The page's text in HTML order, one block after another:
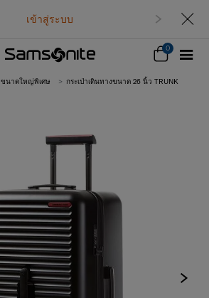
เข้าสู่ระบบ
0
ขนาดใหญ่พิเศษ กระเป่าเดินทางขนาด 26 นิ้ว TRUNK